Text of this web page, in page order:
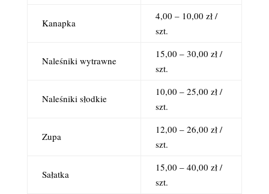
Kanapka
4,00 – 10,00 zł /
szt.
Naleśniki wytrawne
15,00 – 30,00 zł /
szt.
Naleśniki słodkie
10,00 – 25,00 zł /
szt.
Zupa
12,00 – 26,00 zł /
szt.
Sałatka
15,00 – 40,00 zł /
szt.